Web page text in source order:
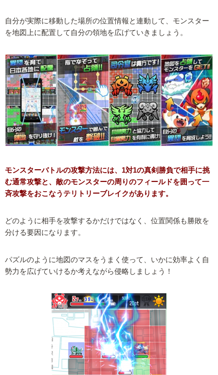
自分が実際に移動した場所の位置情報と連動して、モンスター
を地図上に配置して自分の領地を広げていきましょう。
モンスターバトルの攻撃方法には、1対1の真剣勝負で相手に挑
む通常攻撃と、敵のモンスターの周りのフィールドを囲って一
斉攻撃をおこなうテリトリーブレイクがあります。
どのように相手を攻撃するかだけではなく、位置関係も勝敗を
分ける要因になります。
パズルのように地図のマスをうまく使って、いかに効率よく自
勢力を広げていけるか考えながら侵略しましょう！